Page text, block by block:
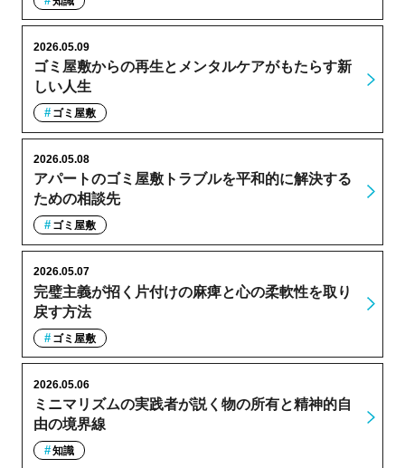
ゴミ屋敷からの再生とメンタルケアがもたらす新
しい人生
2026.05.09
ゴミ屋敷
アパートのゴミ屋敷トラブルを平和的に解決する
ための相談先
2026.05.08
ゴミ屋敷
完璧主義が招く片付けの麻痺と心の柔軟性を取り
戻す方法
2026.05.07
ゴミ屋敷
ミニマリズムの実践者が説く物の所有と精神的自
由の境界線
2026.05.06
知識